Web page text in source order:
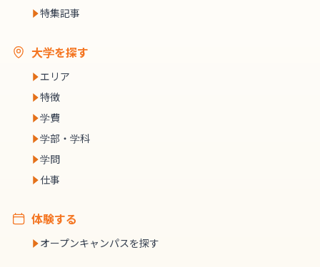
特集記事
大学を探す
エリア
特徴
学費
学部・学科
学問
仕事
体験する
オープンキャンパスを探す